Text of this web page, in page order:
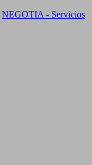
NEGOTIA - Servicios